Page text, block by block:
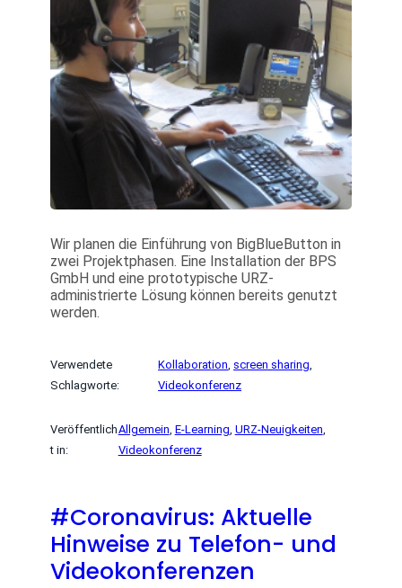
Wir planen die Einführung von BigBlueButton in
zwei Projektphasen. Eine Installation der BPS
GmbH und eine prototypische URZ-
administrierte Lösung können bereits genutzt
werden.
Verwendete
Schlagworte:
Kollaboration screen sharing
Videokonferenz
Veröffentlich
t in:
Allgemein E-Learning URZ-Neuigkeiten
Videokonferenz
#Coronavirus: Aktuelle
Hinweise zu Telefon- und
Videokonferenzen